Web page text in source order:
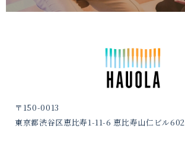
〒150-0013
東京都渋谷区恵比寿1-11-6 恵比寿山仁ビル602